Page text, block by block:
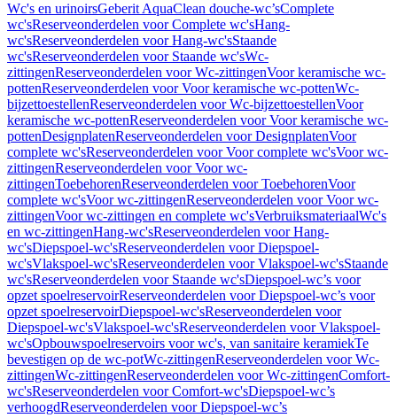
Wc's en urinoirsGeberit AquaClean douche-wc’sComplete
wc'sReserveonderdelen voor Complete wc'sHang-
wc'sReserveonderdelen voor Hang-wc'sStaande
wc'sReserveonderdelen voor Staande wc'sWc-
zittingenReserveonderdelen voor Wc-zittingenVoor keramische wc-
pottenReserveonderdelen voor Voor keramische wc-pottenWc-
bijzettoestellenReserveonderdelen voor Wc-bijzettoestellenVoor
keramische wc-pottenReserveonderdelen voor Voor keramische wc-
pottenDesignplatenReserveonderdelen voor DesignplatenVoor
complete wc'sReserveonderdelen voor Voor complete wc'sVoor wc-
zittingenReserveonderdelen voor Voor wc-
zittingenToebehorenReserveonderdelen voor ToebehorenVoor
complete wc'sVoor wc-zittingenReserveonderdelen voor Voor wc-
zittingenVoor wc-zittingen en complete wc'sVerbruiksmateriaalWc's
en wc-zittingenHang-wc'sReserveonderdelen voor Hang-
wc'sDiepspoel-wc'sReserveonderdelen voor Diepspoel-
wc'sVlakspoel-wc'sReserveonderdelen voor Vlakspoel-wc'sStaande
wc'sReserveonderdelen voor Staande wc'sDiepspoel-wc’s voor
opzet spoelreservoirReserveonderdelen voor Diepspoel-wc’s voor
opzet spoelreservoirDiepspoel-wc'sReserveonderdelen voor
Diepspoel-wc'sVlakspoel-wc'sReserveonderdelen voor Vlakspoel-
wc'sOpbouwspoelreservoirs voor wc's, van sanitaire keramiekTe
bevestigen op de wc-potWc-zittingenReserveonderdelen voor Wc-
zittingenWc-zittingenReserveonderdelen voor Wc-zittingenComfort-
wc'sReserveonderdelen voor Comfort-wc'sDiepspoel-wc’s
verhoogdReserveonderdelen voor Diepspoel-wc’s